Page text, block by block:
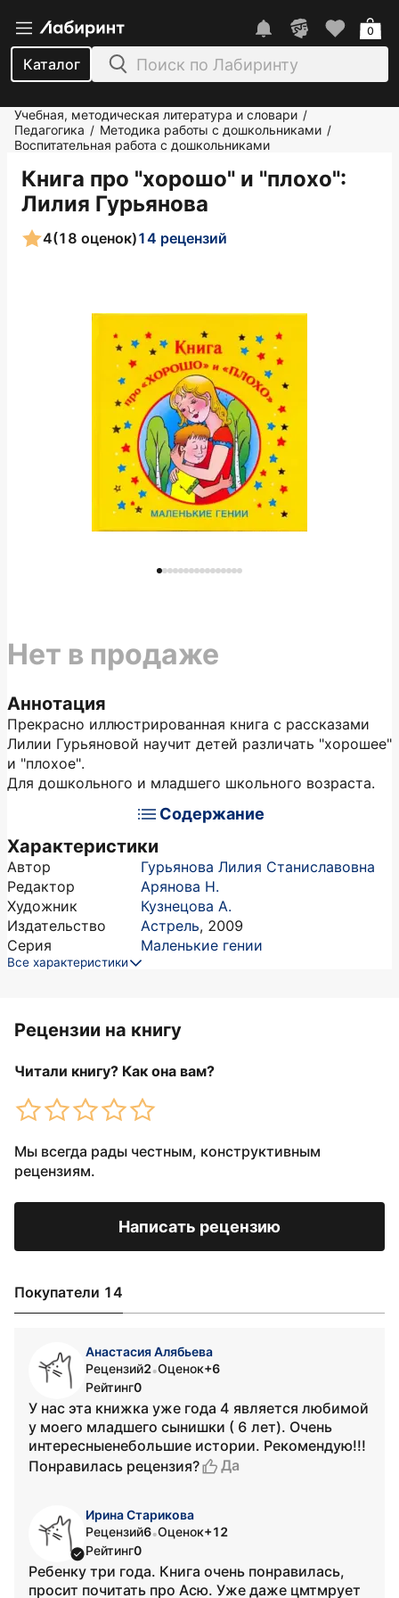
Каталог
0
Учебная, методическая литература и словари /
Педагогика / Методика работы с дошкольниками /
Воспитательная работа с дошкольниками
Книга про "хорошо" и "плохо":
Лилия Гурьянова
4(18 оценок)14 рецензий
Аннотация
Прекрасно иллюстрированная книга с рассказами
Лилии Гурьяновой научит детей различать "хорошее"
и "плохое".
Для дошкольного и младшего школьного возраста.
Содержание
Характеристики
Автор
Гурьянова Лилия Станиславовна
Редактор
Арянова Н.
Художник
Кузнецова А.
Издательство
Астрель, 2009
Серия
Маленькие гении
Все характеристики
Нет в продаже
Рецензии на книгу
Читали книгу? Как она вам?
Мы всегда рады честным, конструктивным
рецензиям.
Написать рецензию
Покупатели 14
Анастасия Алябьева
Рецензий2•Оценок+6
Рейтинг0
У нас эта книжка уже года 4 является любимой
у моего младшего сынишки ( 6 лет). Очень
интересныенебольшие истории. Рекомендую!!!
Понравилась рецензия?
Да
Ирина Старикова
Рецензий6•Оценок+12
Рейтинг0
Ребенку три года. Книга очень понравилась,
просит почитать про Асю. Уже даже цмтмрует